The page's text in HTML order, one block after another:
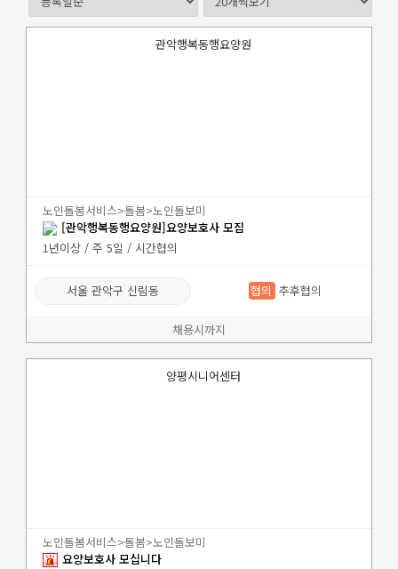
관악행복동행요양원
노인돌봄서비스>돌봄>노인돌보미
[관악행복동행요양원]요양보호사 모집
1년이상 / 주 5일 / 시간협의
서울 관악구 신림동 협의 추후협의
채용시까지
양평시니어센터
노인돌봄서비스>돌봄>노인돌보미
요양보호사 모십니다